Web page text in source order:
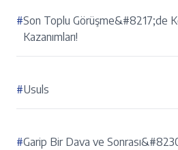
#Son Toplu Görüşme&#8217;de
Kazanımları!
#Usuls
#Garip Bir Dava ve